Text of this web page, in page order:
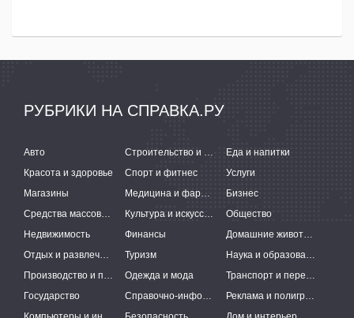
РУБРИКИ НА СПРАВКА.РУ
Авто Строительство и ремонт
Еда и напитки
Красота и здоровье
Спорт и фитнес
Услуги
Магазины
Медицина и фармацевтика
Бизнес
Средства массовой информации
Культура и искусство
Общество
Недвижимость
Финансы
Домашние животные
Отдых и развлечения
Туризм
Наука и образование
Производство и поставки
Одежда и мода
Транспорт и перевозки
Государство
Справочно-информационные системы
Реклама и полиграфия